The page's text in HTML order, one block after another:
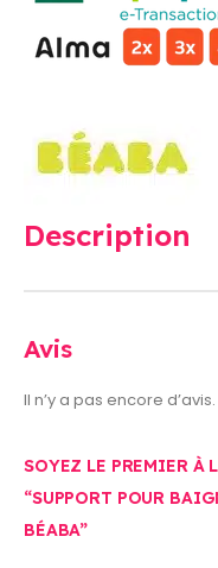
Description
Avis
Il n’y a pas encore d’avis.
SOYEZ LE PREMIER À
“SUPPORT POUR
BÉABA”